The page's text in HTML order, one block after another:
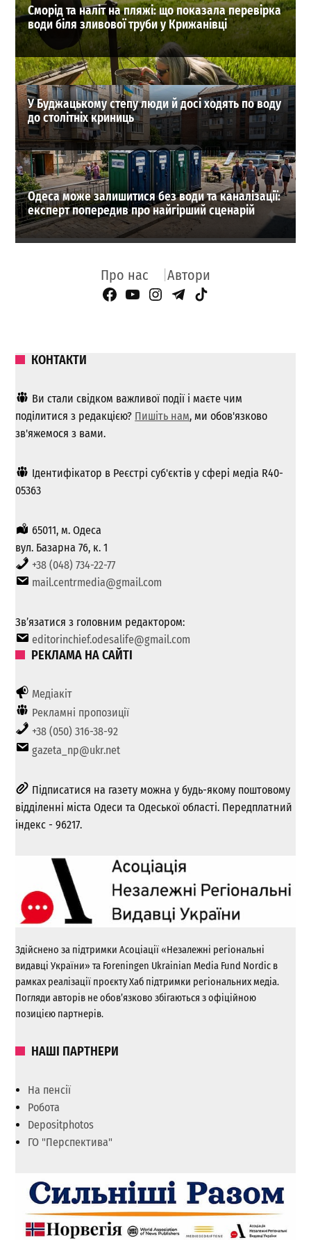
Сморід та наліт на пляжі: що показала перевірка
води біля зливової труби у Крижанівці
У Буджацькому степу люди й досі ходять по воду
до столітніх криниць
Одеса може залишитися без води та каналізації:
експерт попередив про найгірший сценарій
Про нас Автори
Facebook Page
YouTube
Instagram
Telegram
TikTok
КОНТАКТИ
Ви стали свідком важливої ​​події і маєте чим
поділитися з редакцією? Пишіть нам, ми обов'язково
зв'яжемося з вами.
Ідентифікатор в Реєстрі суб'єктів у сфері медіа R40-
05363
65011, м. Одеса
вул. Базарна 76, к. 1
+38 (048) 734-22-77
mail.centrmedia@gmail.com
Зв’язатися з головним редактором:
editorinchief.odesalife@gmail.com
РЕКЛАМА НА САЙТІ
Медіакіт
Рекламні пропозиції
+38 (050) 316-38-92
gazeta_np@ukr.net
Підписатися на газету можна у будь-якому поштовому
відділенні міста Одеси та Одеської області. Передплатний
індекс - 96217.
Здійснено за підтримки Асоціації «Незалежні регіональні
видавці України» та Foreningen Ukrainian Media Fund Nordic в
рамках реалізації проєкту Хаб підтримки регіональних медіа.
Погляди авторів не обов’язково збігаються з офіційною
позицією партнерів.
НАШІ ПАРТНЕРИ
На пенсії
Робота
Depositphotos
ГО "Перспектива"